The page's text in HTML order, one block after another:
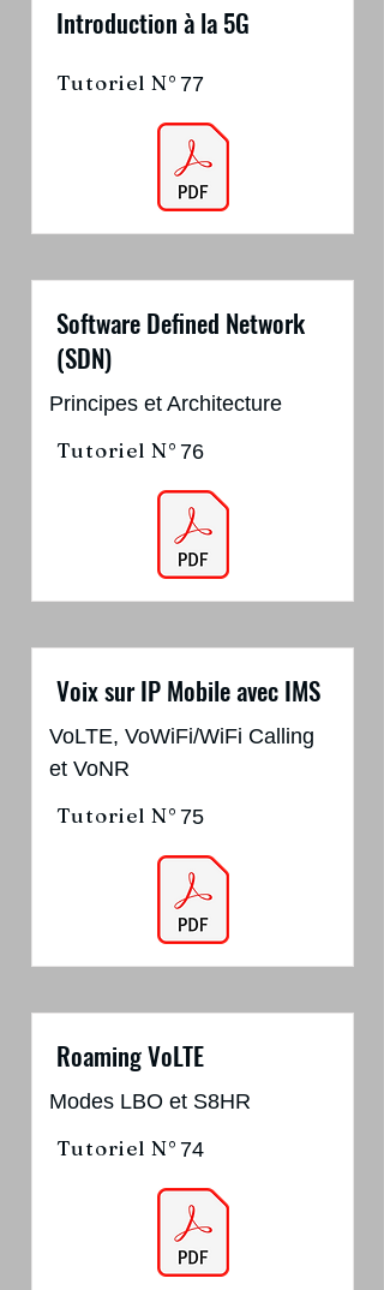
Introduction à la 5G
Tutoriel N° 77
Software Defined Network
(SDN)
Principes et Architecture
Tutoriel N° 76
Voix sur IP Mobile avec IMS
VoLTE, VoWiFi/WiFi Calling
et VoNR
Tutoriel N° 75
Roaming VoLTE
Modes LBO et S8HR
Tutoriel N° 74